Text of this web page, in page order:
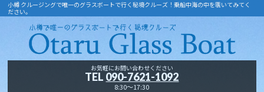
小樽 クルージングで唯一のグラスボートで行く秘境クルーズ！乗船中海の中を覗いてみてく
ださい。
お気軽にお問い合わせください
TEL 090-7621-1092
8:30～17:30